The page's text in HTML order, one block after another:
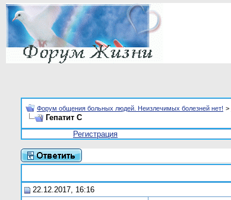
Форум общения больных людей. Неизлечимых болезней нет! >
Гепатит С
Регистрация
22.12.2017, 16:16